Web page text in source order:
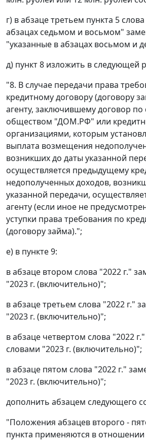
г) в абзаце третьем пункта 5
абзацах седьмом и восьмом"
"указанные в абзацах восьмом и
д) пункт 8 изложить в следующей
"8. В случае передачи права
кредитному договору (договору
агенту, заключившему договор
обществом "ДОМ.РФ" или
организациями, которым
выплата возмещения
возникших до даты указанной
осуществляется предыдущему
недополученных доходов,
указанной передачи,
агенту (если иное не
уступки права требования по
(договору займа).";
е) в пункте 9:
в абзаце втором слова "2022 г."
"2023 г. (включительно)";
в абзаце третьем слова "2022 г."
"2023 г. (включительно)";
в абзаце четвертом слова "2022
словами "2023 г. (включительно)";
в абзаце пятом слова "2022 г."
"2023 г. (включительно)";
дополнить абзацем следующего
"Положения абзацев второго -
пункта применяются в отношении